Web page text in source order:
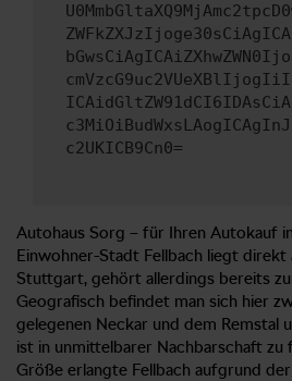
c2UKICB9Cn0=
Autohaus Sorg – für Ihren Autokauf
Einwohner-Stadt Fellbach liegt direkt
Stuttgart, gehört allerdings bereits
Geografisch befindet man sich hier
gelegenen Neckar und dem Remstal
ist in unmittelbarer Nachbarschaft zu
Größe erlangte Fellbach aufgrund